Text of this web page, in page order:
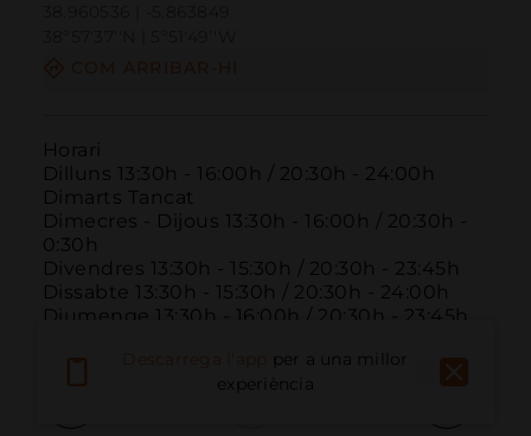
Horari
Dilluns 13:30h - 16:00h / 20:30h - 24:00h
Dimarts Tancat
Dimecres - Dijous 13:30h - 16:00h / 20:30h -
0:30h
Divendres 13:30h - 15:30h / 20:30h - 23:45h
Dissabte 13:30h - 15:30h / 20:30h - 24:00h
Diumenge 13:30h - 16:00h / 20:30h - 23:45h
per a una millor
experiència